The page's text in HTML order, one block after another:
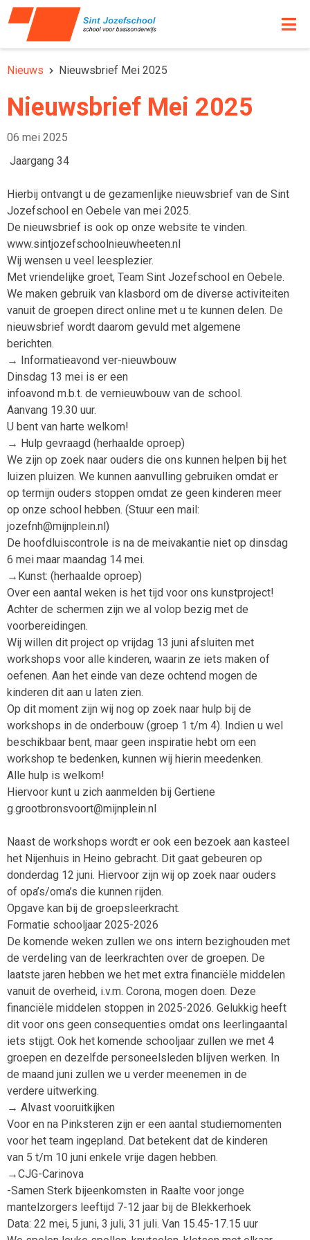
Nieuws Nieuwsbrief Mei 2025
Nieuwsbrief Mei 2025
06 mei 2025
Jaargang 34
Hierbij ontvangt u de gezamenlijke nieuwsbrief van de Sint
Jozefschool en Oebele van mei 2025.
De nieuwsbrief is ook op onze website te vinden.
www.sintjozefschoolnieuwheeten.nl
Wij wensen u veel leesplezier.
Met vriendelijke groet, Team Sint Jozefschool en Oebele.
We maken gebruik van klasbord om de diverse activiteiten
vanuit de groepen direct online met u te kunnen delen. De
nieuwsbrief wordt daarom gevuld met algemene
berichten.
→ Informatieavond ver-nieuwbouw
Dinsdag 13 mei is er een
infoavond m.b.t. de vernieuwbouw van de school.
Aanvang 19.30 uur.
U bent van harte welkom!
→ Hulp gevraagd (herhaalde oproep)
We zijn op zoek naar ouders die ons kunnen helpen bij het
luizen pluizen. We kunnen aanvulling gebruiken omdat er
op termijn ouders stoppen omdat ze geen kinderen meer
op onze school hebben. (Stuur een mail:
jozefnh@mijnplein.nl)
De hoofdluiscontrole is na de meivakantie niet op dinsdag
6 mei maar maandag 14 mei.
→Kunst: (herhaalde oproep)
Over een aantal weken is het tijd voor ons kunstproject!
Achter de schermen zijn we al volop bezig met de
voorbereidingen.
Wij willen dit project op vrijdag 13 juni afsluiten met
workshops voor alle kinderen, waarin ze iets maken of
oefenen. Aan het einde van deze ochtend mogen de
kinderen dit aan u laten zien.
Op dit moment zijn wij nog op zoek naar hulp bij de
workshops in de onderbouw (groep 1 t/m 4). Indien u wel
beschikbaar bent, maar geen inspiratie hebt om een
workshop te bedenken, kunnen wij hierin meedenken.
Alle hulp is welkom!
Hiervoor kunt u zich aanmelden bij Gertiene
g.grootbronsvoort@mijnplein.nl
Naast de workshops wordt er ook een bezoek aan kasteel
het Nijenhuis in Heino gebracht. Dit gaat gebeuren op
donderdag 12 juni. Hiervoor zijn wij op zoek naar ouders
of opa’s/oma’s die kunnen rijden.
Opgave kan bij de groepsleerkracht.
Formatie schooljaar 2025-2026
De komende weken zullen we ons intern bezighouden met
de verdeling van de leerkrachten over de groepen. De
laatste jaren hebben we het met extra financiële middelen
vanuit de overheid, i.v.m. Corona, mogen doen. Deze
financiële middelen stoppen in 2025-2026. Gelukkig heeft
dit voor ons geen consequenties omdat ons leerlingaantal
iets stijgt. Ook het komende schooljaar zullen we met 4
groepen en dezelfde personeelsleden blijven werken. In
de maand juni zullen we u verder meenemen in de
verdere uitwerking.
→ Alvast vooruitkijken
Voor en na Pinksteren zijn er een aantal studiemomenten
voor het team ingepland. Dat betekent dat de kinderen
van 5 t/m 10 juni enkele vrije dagen hebben.
→CJG-Carinova
-Samen Sterk bijeenkomsten in Raalte voor jonge
mantelzorgers leeftijd 7-12 jaar bij de Blekkerhoek
Data: 22 mei, 5 juni, 3 juli, 31 juli. Van 15.45-17.15 uur